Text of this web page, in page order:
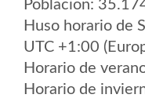
Poblacion:
Huso horario de
UTC +1:00
Horario de
Horario de